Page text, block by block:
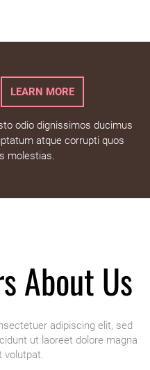
LEARN MORE
odio dignissimos ducimus
atque corrupti quos
molestias.
About Us
adipiscing elit, sed
ut laoreet dolore magna
volutpat.